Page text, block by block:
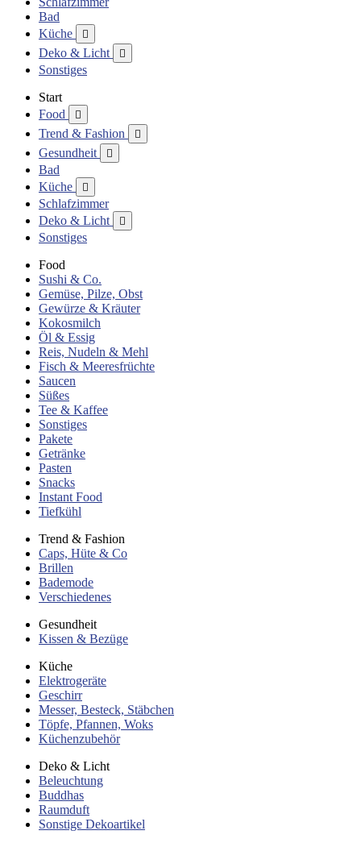
Bad
Küche

Deko & Licht 
Sonstiges
Start
Food

Trend & Fashion 
Gesundheit 
Bad
Küche

Schlafzimmer
Deko & Licht

Sonstiges
Food
Sushi & Co.
Gemüse, Pilze, Obst
Gewürze & Kräuter
Kokosmilch
Öl & Essig
Reis, Nudeln & Mehl
Fisch & Meeresfrüchte
Saucen
Süßes
Tee & Kaffee
Sonstiges
Pakete
Getränke
Pasten
Snacks
Instant Food
Tiefkühl
Trend & Fashion
Caps, Hüte & Co
Brillen
Bademode
Verschiedenes
Gesundheit
Kissen & Bezüge
Küche
Elektrogeräte
Geschirr
Messer, Besteck, Stäbchen
Töpfe, Pfannen, Woks
Küchenzubehör
Deko & Licht
Beleuchtung
Buddhas
Raumduft
Sonstige Dekoartikel